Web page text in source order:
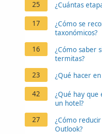
25 ¿Cuántas
17
¿Cómo se
taxonómicos?
16
¿Cómo saber
termitas?
23
¿Qué hacer
42
¿Qué hay
un hotel?
27
¿Cómo
Outlook?